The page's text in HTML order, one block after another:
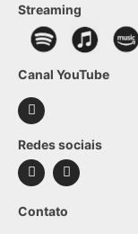
Streaming
Canal YouTube
Redes sociais
Contato